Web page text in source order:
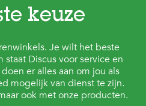
keuze
Je wilt het beste
staat Discus voor service en
er alles aan om jou als
mogelijk van dienst te zijn.
ook met onze producten.